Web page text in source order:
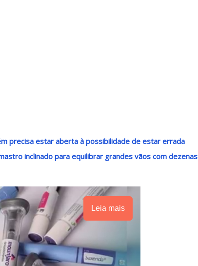
precisa estar aberta à possibilidade de estar errada
inclinado para equilibrar grandes vãos com dezenas
Leia mais